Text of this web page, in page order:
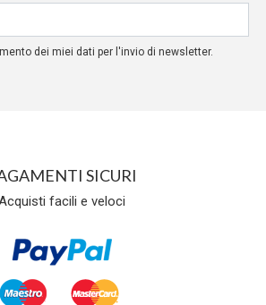
dei miei dati per l'invio di newsletter.
SICURI
facili e veloci